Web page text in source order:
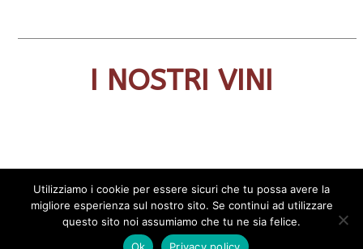
I NOSTRI VINI
left
Press
© 2026 Cantine Bacchini | Via Moretta 58 Borgonovo Val
Tidone (PC) P.I. 00110850336
Utilizziamo i cookie per essere sicuri che tu possa avere la
migliore esperienza sul nostro sito. Se continui ad utilizzare
questo sito noi assumiamo che tu ne sia felice.
Ok
Privacy policy